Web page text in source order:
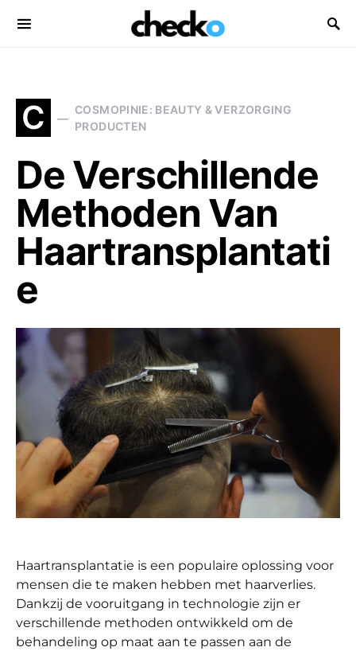
Search for:
C
COSMOPINIE: BEAUTY & VERZORGING
PRODUCTEN
De Verschillende
Methoden Van
Haartransplantati
e
Haartransplantatie is een populaire oplossing voor
mensen die te maken hebben met haarverlies.
Dankzij de vooruitgang in technologie zijn er
verschillende methoden ontwikkeld om de
behandeling op maat aan te passen aan de